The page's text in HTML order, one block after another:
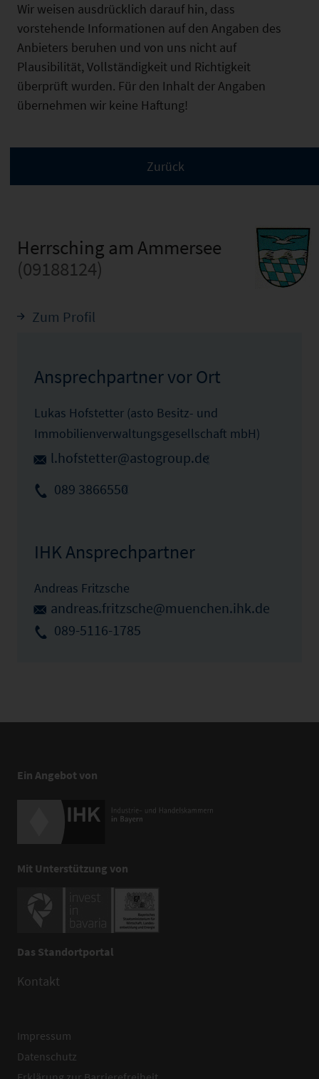
Wir weisen ausdrücklich darauf hin, dass
vorstehende Informationen auf den Angaben des
Anbieters beruhen und von uns nicht auf
Plausibilität, Vollständigkeit und Richtigkeit
überprüft wurden. Für den Inhalt der Angaben
übernehmen wir keine Haftung!
Herrsching am Ammersee
(09188124)
Zum Profil
Ansprechpartner vor Ort
Lukas Hofstetter (asto Besitz- und
Immobilienverwaltungsgesellschaft mbH)
l.hofstetter@astogroup.de
089 3866550
IHK Ansprechpartner
Andreas Fritzsche
andreas.fritzsche@muenchen.ihk.de
089-5116-1785
Ein Angebot von
Mit Unterstützung von
Das Standortportal
Kontakt
Impressum
Datenschutz